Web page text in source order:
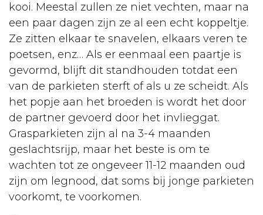
kooi. Meestal zullen ze niet vechten, maar na
een paar dagen zijn ze al een echt koppeltje.
Ze zitten elkaar te snavelen, elkaars veren te
poetsen, enz… Als er eenmaal een paartje is
gevormd, blijft dit standhouden totdat een
van de parkieten sterft of als u ze scheidt. Als
het popje aan het broeden is wordt het door
de partner gevoerd door het invlieggat.
Grasparkieten zijn al na 3-4 maanden
geslachtsrijp, maar het beste is om te
wachten tot ze ongeveer 11-12 maanden oud
zijn om legnood, dat soms bij jonge parkieten
voorkomt, te voorkomen.